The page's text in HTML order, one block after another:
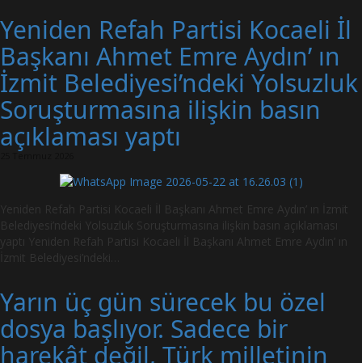
Yeniden Refah Partisi Kocaeli İl
Başkanı Ahmet Emre Aydın’ ın
İzmit Belediyesi’ndeki Yolsuzluk
Soruşturmasına ilişkin basın
açıklaması yaptı
Yeniden Refah Partisi Kocaeli İl Başkanı Ahmet Emre Aydın’ ın İzmit
Belediyesi’ndeki Yolsuzluk Soruşturmasına ilişkin basın açıklaması
yaptı Yeniden Refah Partisi Kocaeli İl Başkanı Ahmet Emre Aydın’ ın
İzmit Belediyesi’ndeki…
Yarın üç gün sürecek bu özel
dosya başlıyor. Sadece bir
harekât değil, Türk milletinin